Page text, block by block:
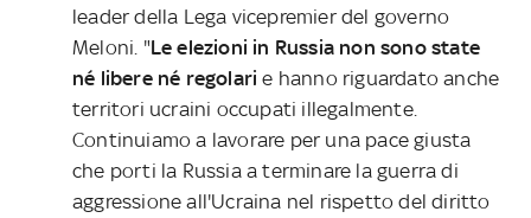
leader della Lega vicepremier del governo
Meloni. "Le elezioni in Russia non sono state
né libere né regolarie hanno riguardato anche
territori ucraini occupati illegalmente.
Continuiamo a lavorare per una pace giusta
che porti la Russia a terminare la guerra di
aggressione all'Ucraina nel rispetto del diritto